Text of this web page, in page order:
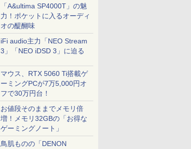
「A&ultima SP4000T」の魅
力！ポケットに入るオーディ
オの醍醐味
iFi audio主力「NEO Stream
3」「NEO iDSD 3」に迫る
マウス、RTX 5060 Ti搭載ゲ
ーミングPCが7万5,000円オ
フで30万円台！
お値段そのままでメモリ倍
増！メモリ32GBの「お得な
ゲーミングノート」
鳥肌ものの「DENON